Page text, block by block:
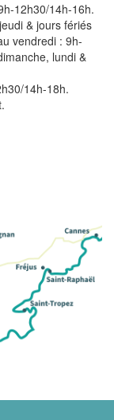
12h30/14h-16h.
& jours fériés
vendredi : 9h-
lundi &
14h-18h.